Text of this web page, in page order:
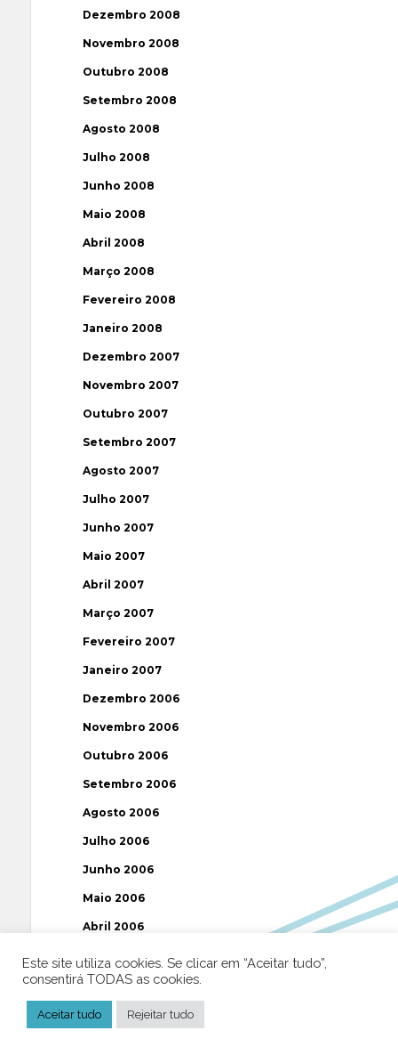
Dezembro 2008
Novembro 2008
Outubro 2008
Setembro 2008
Agosto 2008
Julho 2008
Junho 2008
Maio 2008
Abril 2008
Março 2008
Fevereiro 2008
Janeiro 2008
Dezembro 2007
Novembro 2007
Outubro 2007
Setembro 2007
Agosto 2007
Julho 2007
Junho 2007
Maio 2007
Abril 2007
Março 2007
Fevereiro 2007
Janeiro 2007
Dezembro 2006
Novembro 2006
Outubro 2006
Setembro 2006
Agosto 2006
Julho 2006
Junho 2006
Maio 2006
Abril 2006
Março 2006
Fevereiro 2006
Janeiro 2006
Este site utiliza cookies. Se clicar em “Aceitar tudo”,
consentirá TODAS as cookies.
Aceitar tudo Rejeitar tudo